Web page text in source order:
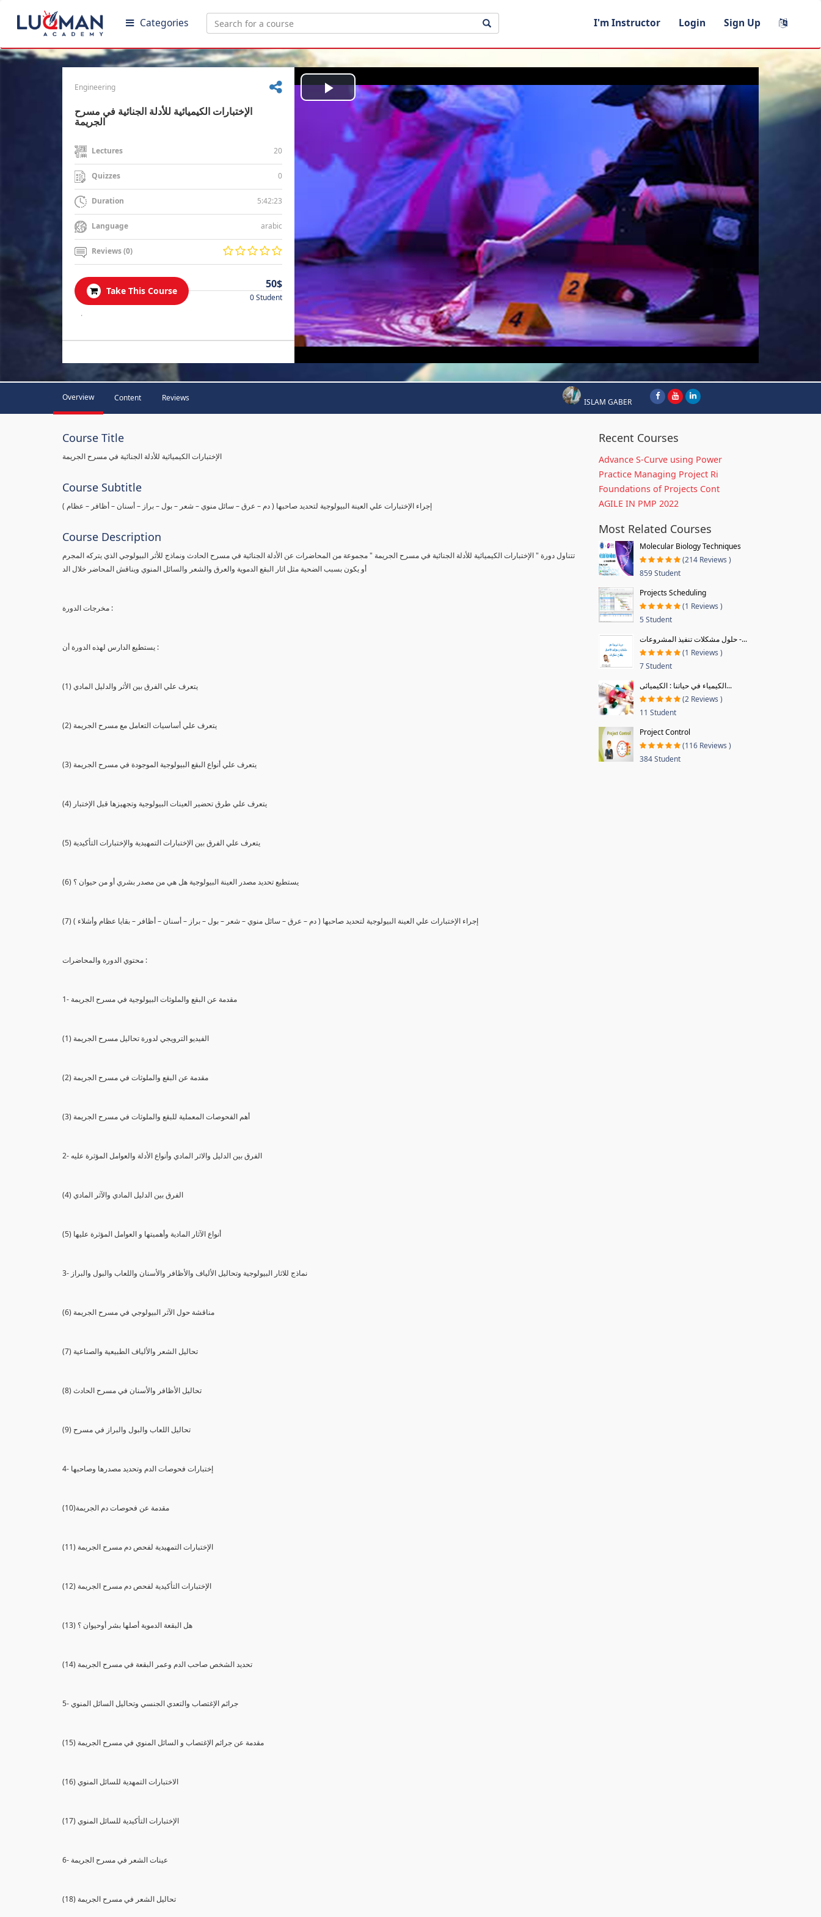
Categories I'm Instructor Login Sign Up
Engineering
الإختبارات الكيميائية للأدلة الجنائية في مسرح
الجريمة
Lectures 20
Quizzes 0
Duration 5:42:23
Language arabic
Reviews (0)
Take This Course
50$
0 Student
.
Play
Video
Overview Content Reviews ISLAM GABER
Course Title
الإختبارات الكيميائية للأدلة الجنائية في مسرح الجريمة
Course Subtitle
( إجراء الإختبارات علي العينة البيولوجية لتحديد صاحبها ( دم – عرق – سائل منوي – شعر – بول – براز – أسنان – أظافر – عظام
Course Description
تتناول دورة " الإختبارات الكيميائية للأدلة الجنائية في مسرح الجريمة " مجموعة من المحاضرات عن الأدلة الجنائية في مسرح الحادث ونماذج للأثر البيولوجي الذي يتركه المجرم
أو يكون بسبب الضحية مثل اثار البقع الدموية والعرق والشعر والسائل المنوي ويناقش المحاضر خلال الد
مخرجات الدورة :
يستطيع الدارس لهذه الدورة أن :
(1) يتعرف علي الفرق بين الأثر والدليل المادي
(2) يتعرف علي أساسيات التعامل مع مسرح الجريمة
(3) يتعرف علي أنواع البقع البيولوجية الموجودة في مسرح الجريمة
(4) يتعرف علي طرق تحضير العينات البيولوجية وتجهيزها قبل الإختبار
(5) يتعرف علي الفرق بين الإختبارات التمهيدية والإختبارات التأكيدية
(6) يستطيع تحديد مصدر العينة البيولوجية هل هي من مصدر بشري أو من حيوان ؟
(7) إجراء الإختبارات علي العينة البيولوجية لتحديد صاحبها ( دم – عرق – سائل منوي – شعر – بول – براز – أسنان – أظافر – بقايا عظام وأشلاء )
محتوي الدورة والمحاضرات :
1- مقدمة عن البقع والملوثات البيولوجية في مسرح الجريمة
(1) الفيديو الترويجي لدورة تحاليل مسرح الجريمة
(2) مقدمة عن البقع والملوثات في مسرح الجريمة
(3) أهم الفحوصات المعملية للبقع والملوثات في مسرح الجريمة
2- الفرق بين الدليل والاثر المادي وأنواع الأدلة والعوامل المؤثرة عليه
(4) الفرق بين الدليل المادي والآثر المادي
(5) أنواع الآثار المادية وأهميتها و العوامل المؤثرة عليها
3- نماذج للاثار البيولوجية وتحاليل الألياف والأظافر والأسنان واللعاب والبول والبراز
(6) مناقشة حول الآثر البيولوجي في مسرح الجريمة
(7) تحاليل الشعر والألياف الطبيعية والصناعية
(8) تحاليل الأظافر والأسنان في مسرح الحادث
(9) تحاليل اللعاب والبول والبراز في مسرح
4- إختبارات فحوصات الدم وتحديد مصدرها وصاحبها
(10)مقدمة عن فحوصات دم الجريمة
(11) الإختبارات التمهيدية لفحص دم مسرح الجريمة
(12) الإختبارات التأكيدية لفحص دم مسرح الجريمة
(13) هل البقعة الدموية أصلها بشر أوحيوان ؟
(14) تحديد الشخص صاحب الدم وعمر البقعة في مسرح الجريمة
5- جرائم الإغتصاب والتعدي الجنسي وتحاليل السائل المنوي
(15) مقدمة عن جرائم الإغتصاب و السائل المنوي في مسرح الجريمة
(16) الاختبارات التمهدية للسائل المنوي
(17) الإختبارات التأكيدية للسائل المنوي
6- عينات الشعر في مسرح الجريمة
(18) تحاليل الشعر في مسرح الجريمة
Recent Courses
Advance S-Curve using Power
Practice Managing Project Ri
Foundations of Projects Cont
AGILE IN PMP 2022
Most Related Courses
Molecular Biology Techniques
(214 Reviews )
859 Student
Projects Scheduling
(1 Reviews )
5 Student
حلول مشكلات تنفيذ المشروعات -...
(1 Reviews )
7 Student
الكيمياء في حياتنا : الكيميائى...
(2 Reviews )
11 Student
Project Control
(116 Reviews )
384 Student